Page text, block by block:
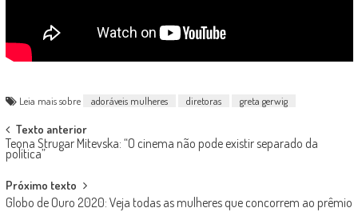
Leia mais sobre adoráveis mulheres diretoras greta gerwig
Post
navigation
Texto anterior
Teona Strugar Mitevska: “O cinema não pode existir separado da
política”
Próximo texto
Globo de Ouro 2020: Veja todas as mulheres que concorrem ao prêmio